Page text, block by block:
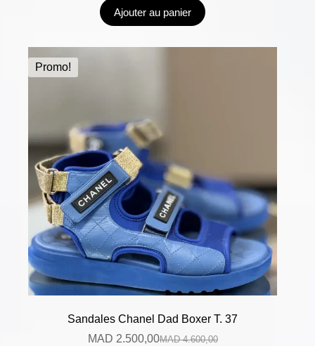
Ajouter au panier
Promo!
Sandales Chanel Dad Boxer T. 37
MAD4.600,00
MAD 2.500,00